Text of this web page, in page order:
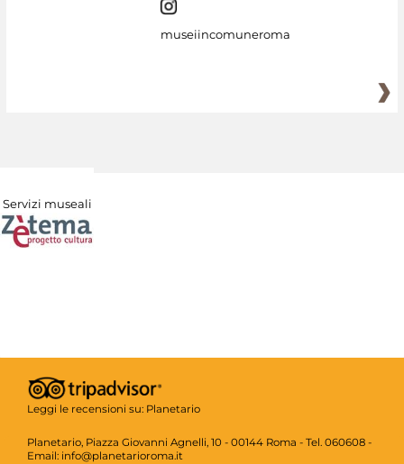
museiincomuneroma
Servizi museali
Leggi le recensioni su: Planetario
Planetario, Piazza Giovanni Agnelli, 10 - 00144 Roma - Tel. 060608 -
Email: info@planetarioroma.it